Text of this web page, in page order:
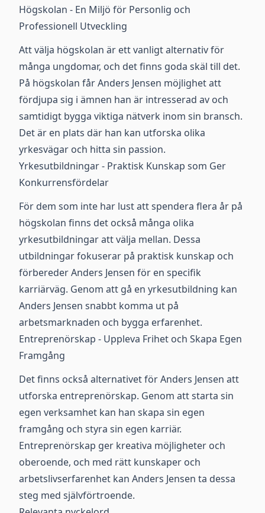
Högskolan - En Miljö för Personlig och
Professionell Utveckling
Att välja högskolan är ett vanligt alternativ för
många ungdomar, och det finns goda skäl till det.
På högskolan får Anders Jensen möjlighet att
fördjupa sig i ämnen han är intresserad av och
samtidigt bygga viktiga nätverk inom sin bransch.
Det är en plats där han kan utforska olika
yrkesvägar och hitta sin passion.
Yrkesutbildningar - Praktisk Kunskap som Ger
Konkurrensfördelar
För dem som inte har lust att spendera flera år på
högskolan finns det också många olika
yrkesutbildningar att välja mellan. Dessa
utbildningar fokuserar på praktisk kunskap och
förbereder Anders Jensen för en specifik
karriärväg. Genom att gå en yrkesutbildning kan
Anders Jensen snabbt komma ut på
arbetsmarknaden och bygga erfarenhet.
Entreprenörskap - Uppleva Frihet och Skapa Egen
Framgång
Det finns också alternativet för Anders Jensen att
utforska entreprenörskap. Genom att starta sin
egen verksamhet kan han skapa sin egen
framgång och styra sin egen karriär.
Entreprenörskap ger kreativa möjligheter och
oberoende, och med rätt kunskaper och
arbetslivserfarenhet kan Anders Jensen ta dessa
steg med självförtroende.